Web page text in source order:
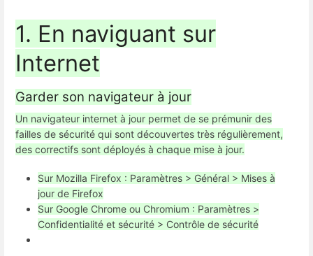
1. En naviguant sur
Internet
Garder son navigateur à jour
Un navigateur internet à jour permet de se prémunir des
failles de sécurité qui sont découvertes très régulièrement,
des correctifs sont déployés à chaque mise à jour.
Sur Mozilla Firefox : Paramètres > Général > Mises à
jour de Firefox
Sur Google Chrome ou Chromium : Paramètres >
Confidentialité et sécurité > Contrôle de sécurité